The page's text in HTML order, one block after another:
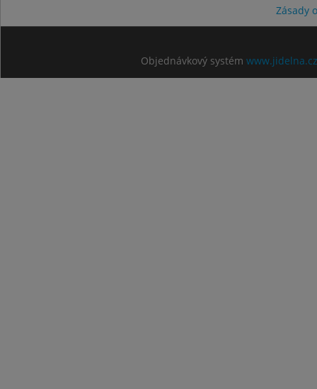
Zásady
Objednávkový systém www.jidelna.cz